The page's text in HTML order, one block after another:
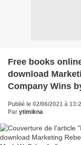
Free books
download
Company Wins
Publié le 02/06/2021 à
Par ytimikna